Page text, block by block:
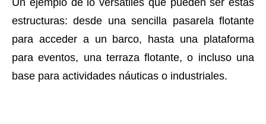
Un ejemplo de lo versátiles que pueden ser estas
estructuras: desde una sencilla pasarela flotante
para acceder a un barco, hasta una plataforma
para eventos, una terraza flotante, o incluso una
base para actividades náuticas o industriales.